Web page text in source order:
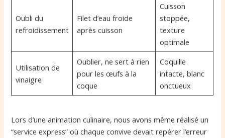
Oubli du
refroidissement
Filet d’eau froide
après cuisson
Cuisson
stoppée,
texture
optimale
Utilisation de
vinaigre
Oublier, ne sert à rien
pour les œufs à la
coque
Coquille
intacte, blanc
onctueux
Lors d’une animation culinaire, nous avons même réalisé un
“service express” où chaque convive devait repérer l’erreur